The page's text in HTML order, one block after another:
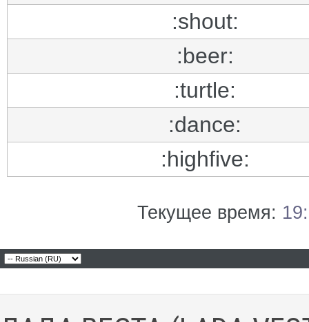
:shout:
:beer:
:turtle:
:dance:
:highfive:
Текущее время: